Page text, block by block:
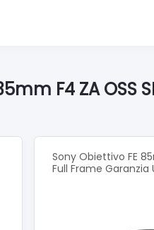
F4 ZA OSS
Sony Obiettivo FE
Full Frame